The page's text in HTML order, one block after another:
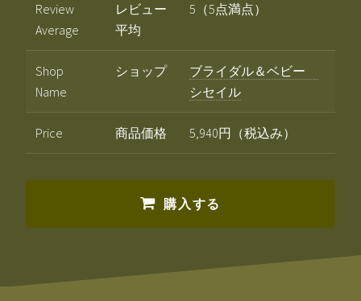
Review
Average
レビュー
平均
5（5点満点）
Shop
Name
ショップ
ブライダル＆ベビー
シセイル
Price 商品価格 5,940円（税込み）
購入する